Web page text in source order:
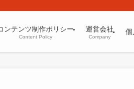
ンテンツ制作ポリシー
Content Policy
運営会社
Company
個